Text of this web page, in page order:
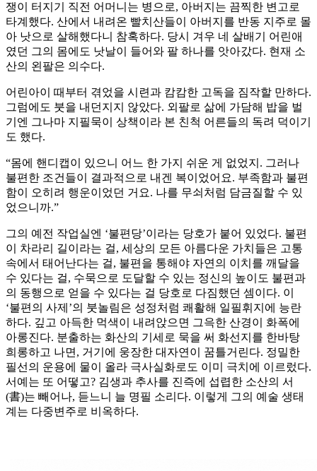
쟁이 터지기 직전 어머니는 병으로, 아버지는 끔찍한 변고로
타계했다. 산에서 내려온 빨치산들이 아버지를 반동 지주로 몰
아 낫으로 살해했다니 참혹하다. 당시 겨우 네 살배기 어린애
였던 그의 몸에도 낫날이 들어와 팔 하나를 앗아갔다. 현재 소
산의 왼팔은 의수다.
어린아이 때부터 겪었을 시련과 캄캄한 고독을 짐작할 만하다.
그럼에도 붓을 내던지지 않았다. 외팔로 삶에 가담해 밥을 벌
기엔 그나마 지필묵이 상책이라 본 친척 어른들의 독려 덕이기
도 했다.
“몸에 핸디캡이 있으니 어느 한 가지 쉬운 게 없었지. 그러나
불편한 조건들이 결과적으로 내겐 복이었어요. 부족함과 불편
함이 오히려 행운이었던 거요. 나를 무쇠처럼 담금질할 수 있
었으니까.”
그의 예전 작업실엔 ‘불편당’이라는 당호가 붙어 있었다. 불편
이 차라리 길이라는 걸, 세상의 모든 아름다운 가치들은 고통
속에서 태어난다는 걸, 불편을 통해야 자연의 이치를 깨달을
수 있다는 걸, 수묵으로 도달할 수 있는 정신의 높이도 불편과
의 동행으로 얻을 수 있다는 걸 당호로 다짐했던 셈이다. 이
‘불편의 사제’의 붓놀림은 성정처럼 쾌활해 일필휘지에 능란
하다. 깊고 아득한 먹색이 내려앉으면 그윽한 산경이 화폭에
아롱진다. 분출하는 화산의 기세로 묵을 써 화선지를 한바탕
희롱하고 나면, 거기에 웅장한 대자연이 꿈틀거린다. 정밀한
필선의 운용에 물이 올라 극사실화로도 이미 극치에 이르렀다.
서예는 또 어떻고? 김생과 추사를 진즉에 섭렵한 소산의 서
(書)는 빼어나, 듣느니 늘 명필 소리다. 이렇게 그의 예술 생태
계는 다중변주로 비옥하다.